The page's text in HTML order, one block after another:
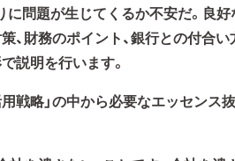
問題が生じてくるか不安だ。良
、財務のポイント、銀行との付合
説明を行います。
戦略」の中から必要なエッセンス